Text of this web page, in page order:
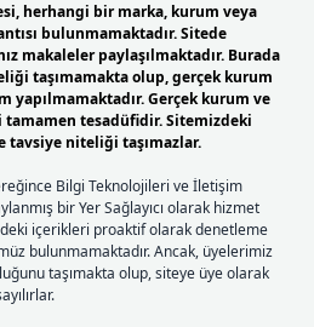
herhangi bir marka, kurum veya
bulunmamaktadır. Sitede
makaleler paylaşılmaktadır. Burada
taşımamakta olup, gerçek kurum
yapılmamaktadır. Gerçek kurum ve
tesadüfidir. Sitemizdeki
niteliği taşımazlar.
Bilgi Teknolojileri ve İletişim
bir Yer Sağlayıcı olarak hizmet
içerikleri proaktif olarak denetleme
bulunmamaktadır. Ancak, üyelerimiz
taşımakta olup, siteye üye olarak